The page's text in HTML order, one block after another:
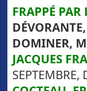
FRAPPÉ PAR
DOMINER,
JACQUES